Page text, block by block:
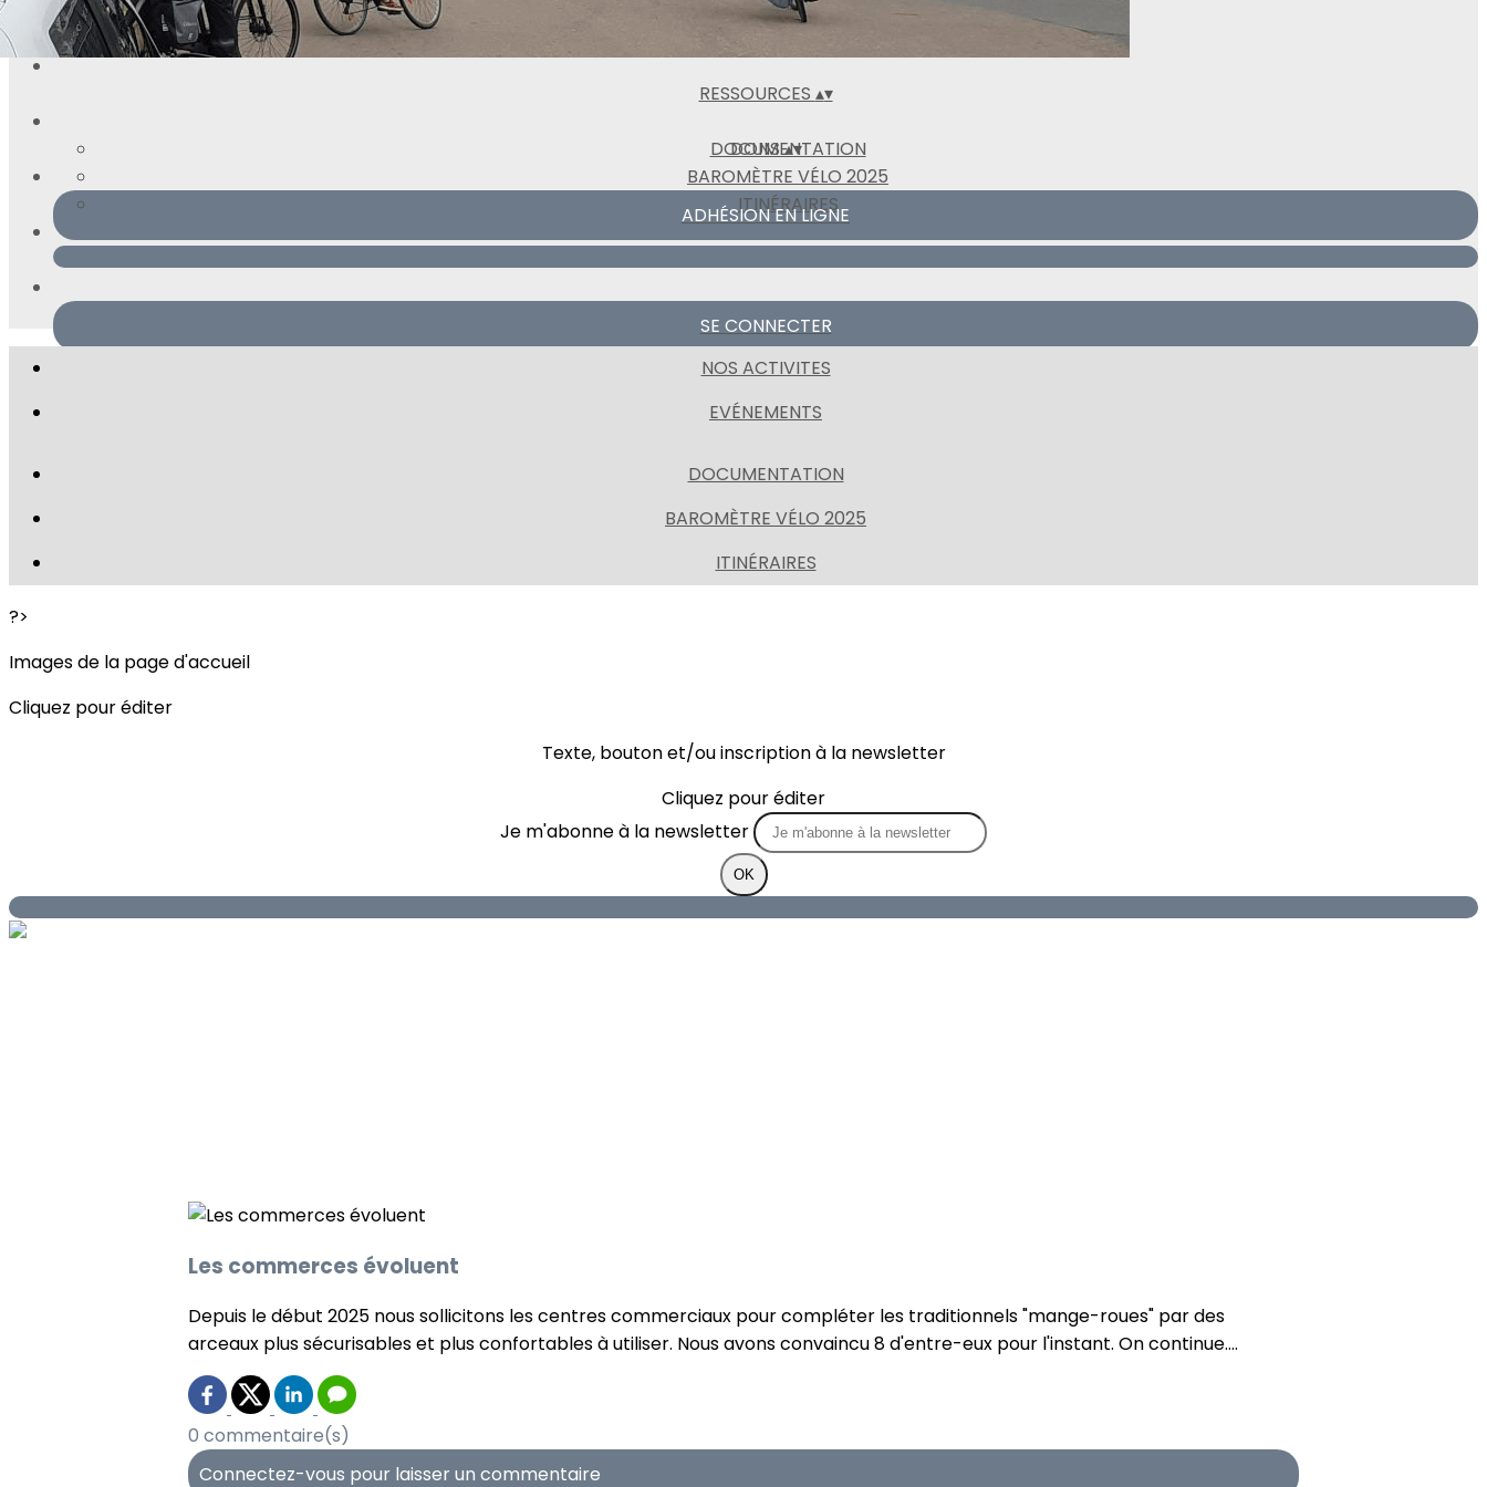
EVÉNEMENTS
LETTRES MENSUELLES ▴
RESSOURCES ▴▾
DOCUMENTATION
BAROMÈTRE VÉLO 2025
ITINÉRAIRES
DONS▴▾
ADHÉSION EN LIGNE
SE CONNECTER
NOS ACTIVITES
EVÉNEMENTS
DOCUMENTATION
BAROMÈTRE VÉLO 2025
ITINÉRAIRES
?>
Images de la page d'accueil
Cliquez pour éditer
Texte, bouton et/ou inscription à la newsletter
Cliquez pour éditer
Je m'abonne à la newsletter
OK
Les commerces évoluent
Depuis le début 2025 nous sollicitons les centres commerciaux pour compléter les traditionnels "mange-roues" par des
arceaux plus sécurisables et plus confortables à utiliser. Nous avons convaincu 8 d'entre-eux pour l'instant. On continue....
0 commentaire(s)
Connectez-vous pour laisser un commentaire